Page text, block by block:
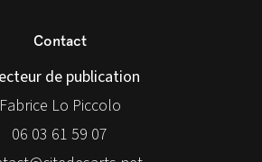
Contact
de publication
Fabrice Lo Piccolo
06 03 61 59 07